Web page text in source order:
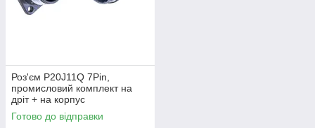
Роз'єм P20J11Q 7Pin,
промисловий комплект на
дріт + на корпус
Готово до відправки